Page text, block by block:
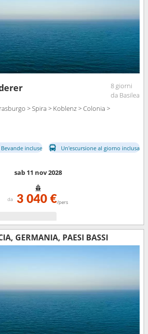
8 giorni
da Basilea
> Spira > Koblenz > Colonia >
Bevande incluse
Un'escursione al giorno inclusa
sab 11 nov 2028
da 3 040 €/pers
GERMANIA, PAESI BASSI